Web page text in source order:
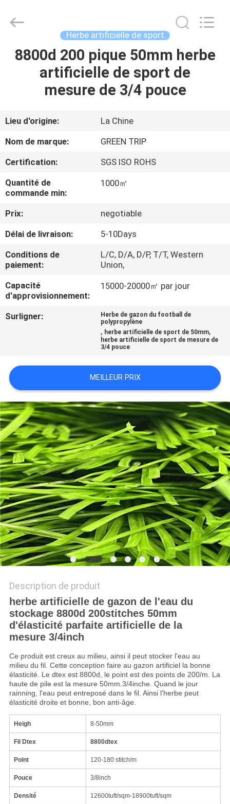
MAISON
AU
SUJET
NOUS
D'USINE
CONTRÔLE
DE
QUALITÉ
DEMANDEZ
UNE
CITATION
PLAN
DU
SITE
PRIVACY
POLICY
Supplier.
Copyright
Herbe artificielle de sport
8800d 200 pique 50mm herbe
artificielle de sport de
mesure de 3/4 pouce
Lieu d'origine:
La Chine
Nom de marque:
GREEN TRIP
Certification:
SGS ISO ROHS
Quantité de
commande min:
1000㎡
Prix:
negotiable
Délai de livraison:
5-10Days
Conditions de
paiement:
L/C, D/A, D/P, T/T, Western
Union,
Capacité
d'approvisionnement:
15000-20000㎡ par jour
Surligner:
Herbe de gazon du football de
polypropylène
, herbe artificielle de sport de 50mm,
herbe artificielle de sport de mesure de
3/4 pouce
MEILLEUR PRIX
Description de produit
herbe artificielle de gazon de l'eau du
stockage 8800d 200stitches 50mm
d'élasticité parfaite artificielle de la
mesure 3/4inch
Ce produit est creux au milieu, ainsi il peut stocker l'eau au
milieu du fil. Cette conception faire au gazon artificiel la bonne
élasticité. Le dtex est 8800d, le point est des points de 200/m. La
haute de pile est la mesure 50mm.3/4inche. Quand le jour
rainning, l'eau peut entreposé dans le fil. Ainsi l'herbe peut
élasticité droite et bonne, bon anti-âge.
Heigh 8-50mm
Fil Dtex 8800dtex
Point 120-180 stitch/m
Pouce 3/8inch
Densité 12600tuft/sqm-18900tuft/sqm